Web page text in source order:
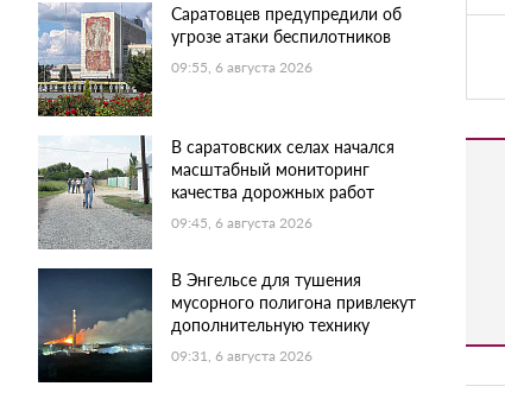
Саратовцев предупредили об
угрозе атаки беспилотников
09:55, 6 августа 2026
В саратовских селах начался
масштабный мониторинг
качества дорожных работ
09:45, 6 августа 2026
В Энгельсе для тушения
мусорного полигона привлекут
дополнительную технику
09:31, 6 августа 2026